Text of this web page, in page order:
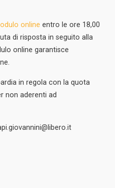
online entro le ore 18,00
di risposta in seguito alla
online garantisce
in regola con la quota
non aderenti ad